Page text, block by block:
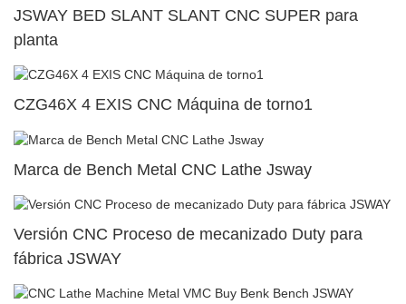
JSWAY BED SLANT SLANT CNC SUPER para
planta
CZG46X 4 EXIS CNC Máquina de torno1
Marca de Bench Metal CNC Lathe Jsway
Versión CNC Proceso de mecanizado Duty para
fábrica JSWAY